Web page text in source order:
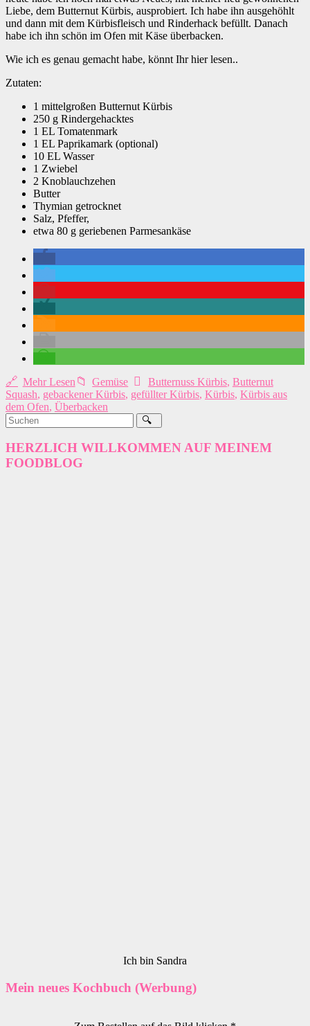
Liebe, dem Butternut Kürbis, ausprobiert. Ich habe ihn ausgehöhlt
und dann mit dem Kürbisfleisch und Rinderhack befüllt. Danach
habe ich ihn schön im Ofen mit Käse überbacken.
Wie ich es genau gemacht habe, könnt Ihr hier lesen..
Zutaten:
1 mittelgroßen Butternut Kürbis
250 g Rindergehacktes
1 EL Tomatenmark
1 EL Paprikamark (optional)
10 EL Wasser
1 Zwiebel
2 Knoblauchzehen
Butter
Thymian getrocknet
Salz, Pfeffer,
etwa 80 g geriebenen Parmesankäse
Mehr Lesen Gemüse Butternuss Kürbis, Butternut
Squash, gebackener Kürbis, gefüllter Kürbis, Kürbis, Kürbis aus
dem Ofen, Überbacken
HERZLICH WILLKOMMEN AUF MEINEM
FOODBLOG
Ich bin Sandra
Mein neues Kochbuch (Werbung)